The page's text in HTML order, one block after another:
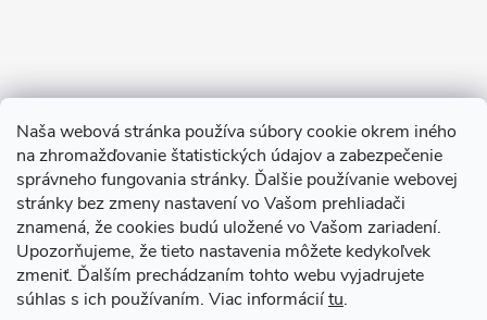
Naša webová stránka používa súbory cookie okrem iného
na zhromažďovanie štatistických údajov a zabezpečenie
správneho fungovania stránky. Ďalšie používanie webovej
stránky bez zmeny nastavení vo Vašom prehliadači
znamená, že cookies budú uložené vo Vašom zariadení.
Upozorňujeme, že tieto nastavenia môžete kedykoľvek
zmeniť. Ďalším prechádzaním tohto webu vyjadrujete
súhlas s ich používaním. Viac informáciítu.
Sledovať na Instagrame
TIk Tok Instagram Facebook
Copyright 2026 . Všetky práva vyhradené.